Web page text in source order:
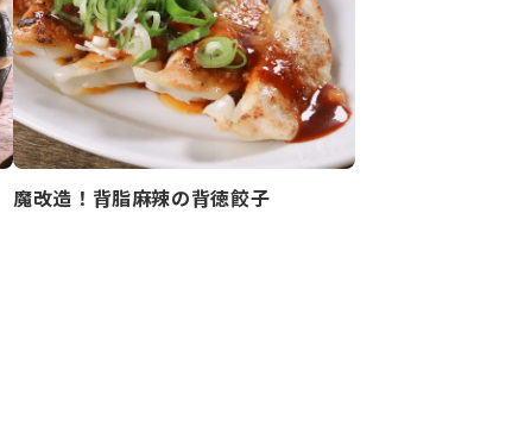
魔改造！背脂麻辣の背徳餃子